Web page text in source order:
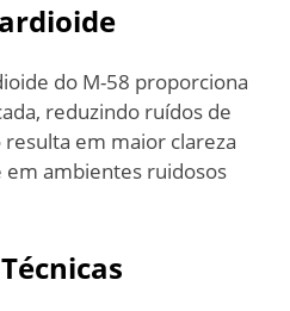
do M-58 proporciona
reduzindo ruídos de
em maior clareza
ambientes ruidosos